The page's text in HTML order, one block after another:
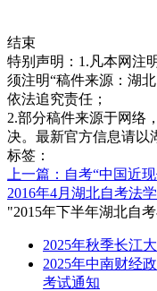
结束
特别声明：1.凡本网注
须注明“稿件来源：湖
依法追究责任；
2.部分稿件来源于网络
决。最新官方信息请以
标签：
上一篇：自考“中国近
2016年4月湖北自考法
"2015年下半年湖北自
2025年秋季长江
2025年中南财经
考试通知